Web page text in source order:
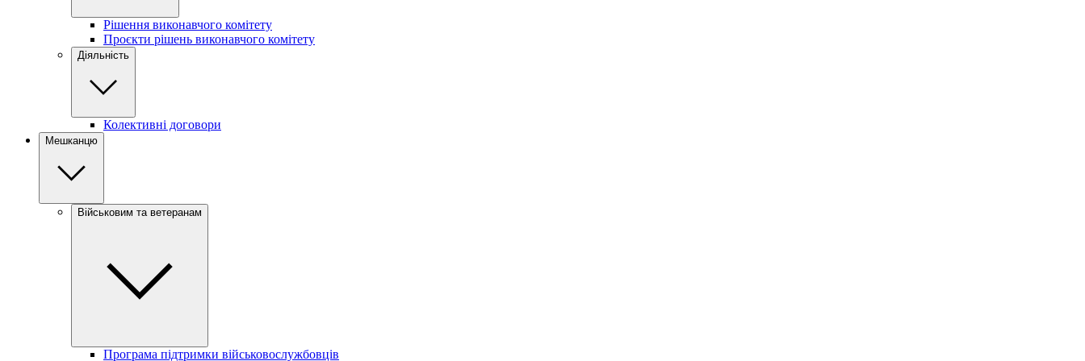
Рішення виконавчого комітету
Проєкти рішень виконавчого комітету
Діяльність
Колективні договори
Мешканцю
Військовим та ветеранам
Програма підтримки військовослужбовців